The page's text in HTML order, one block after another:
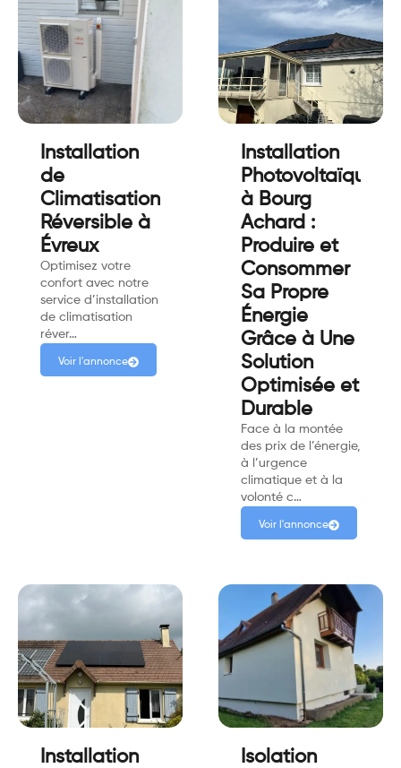
Installation
de
Climatisation
Réversible à
Évreux
Optimisez votre
confort avec notre
service d’installation
de climatisation
réver…
Voir l'annonce
Installation
Photovoltaïque
à Bourg
Achard :
Produire et
Consommer
Sa Propre
Énergie
Grâce à Une
Solution
Optimisée et
Durable
Face à la montée
des prix de l’énergie,
à l’urgence
climatique et à la
volonté c…
Voir l'annonce
Installation
Isolation